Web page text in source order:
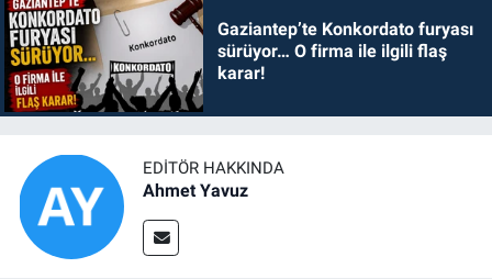
Gaziantep’te Konkordato furyası
sürüyor… O firma ile ilgili flaş
karar!
EDITÖR HAKKINDA
Ahmet Yavuz